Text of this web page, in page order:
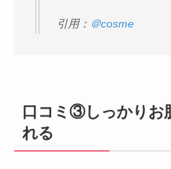
引用： ＠cosme
口コミ③しっかりお
れる